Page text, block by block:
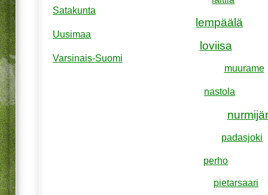
lempäälä
loviisa
muurame
nastola
padasjoki
perho
pietarsaari
Satakunta
Uusimaa
Varsinais-Suomi